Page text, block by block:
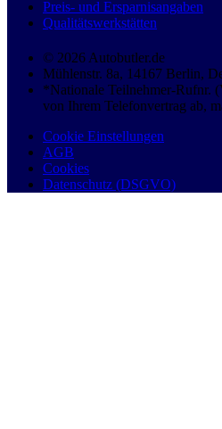
Preis- und Ersparnisangaben
Qualitätswerkstätten
© 2026 Autobutler.de
Mühlenstr. 8a, 14167 Berlin,
*Nationale Teilnehmer-Rufnr.
von Ihrem Telefonvertrag ab,
Cookie Einstellungen
AGB
Cookies
Datenschutz (DSGVO)